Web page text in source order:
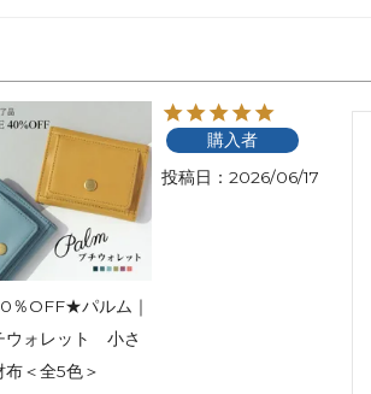
チャーム・キーホルダー
ンレザー ブライトン
ーバッグ 山猫ホテル
アートフラグメント
％OFF★パルム｜
ウォレット 小さ
布＜全5色＞
購入者
投稿日
2026/06/17